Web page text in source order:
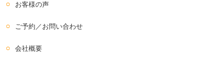
お客様の声
ご予約／お問い合わせ
会社概要